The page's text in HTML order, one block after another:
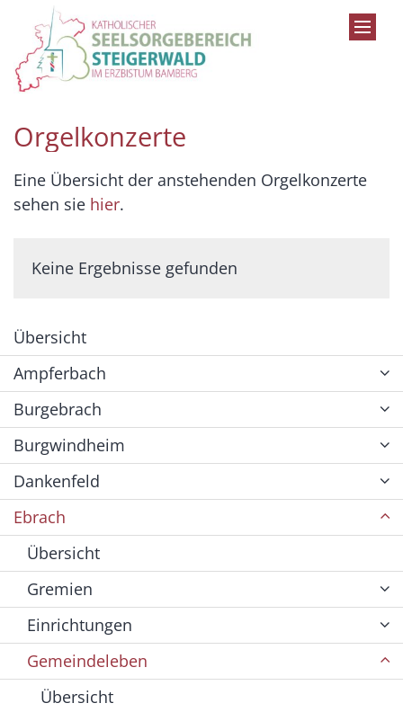
Zum Inhalt springen
Orgelkonzerte
Eine Übersicht der anstehenden Orgelkonzerte
sehen sie hier.
Keine Ergebnisse gefunden
Übersicht
Ampferbach
Burgebrach
Burgwindheim
Dankenfeld
Ebrach
Übersicht
Gremien
Einrichtungen
Gemeindeleben
Übersicht